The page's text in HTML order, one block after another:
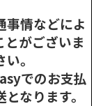
情などによ
とがございま
。
でのお支払
なります。